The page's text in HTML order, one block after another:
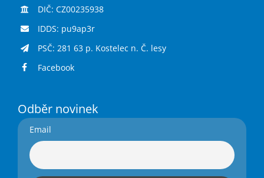
DIČ: CZ00235938
IDDS: pu9ap3r
PSČ: 281 63 p. Kostelec n. Č. lesy
Facebook
Odběr novinek
Email